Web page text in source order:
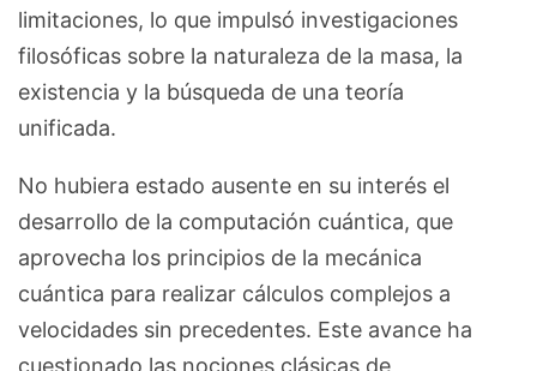
limitaciones, lo que impulsó investigaciones
filosóficas sobre la naturaleza de la masa, la
existencia y la búsqueda de una teoría
unificada.
No hubiera estado ausente en su interés el
desarrollo de la computación cuántica, que
aprovecha los principios de la mecánica
cuántica para realizar cálculos complejos a
velocidades sin precedentes. Este avance ha
cuestionado las nociones clásicas de